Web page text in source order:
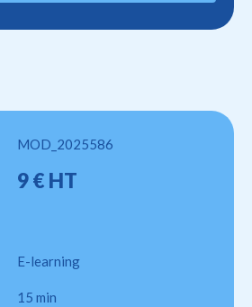
MOD_2025586
9 € HT
E-learning
15 min